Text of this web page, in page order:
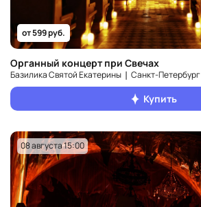
от 599 руб.
Органный концерт при Свечах
Базилика Святой Екатерины ❘ Санкт‑Петербург
Купить
08 августа 15:00